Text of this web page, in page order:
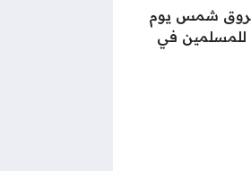
شمس يوم
للمسلمين في